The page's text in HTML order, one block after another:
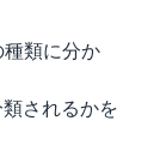
類に分か
されるかを